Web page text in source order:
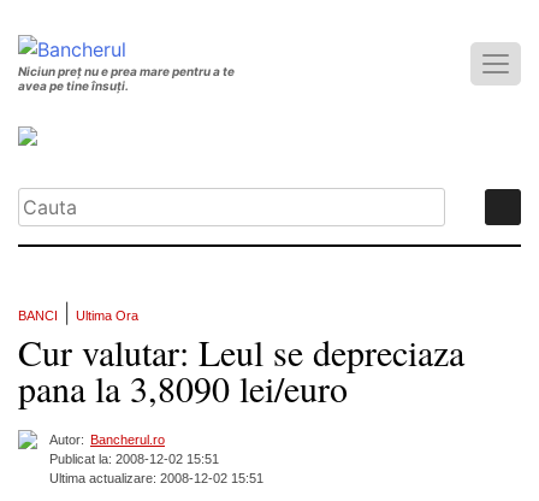
Niciun preț nu e prea mare pentru a te
avea pe tine însuți.
BANCI Ultima Ora
Cur valutar: Leul se depreciaza
pana la 3,8090 lei/euro
Autor: Bancherul.ro
Publicat la: 2008-12-02 15:51
Ultima actualizare: 2008-12-02 15:51